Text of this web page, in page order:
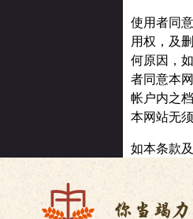
使用者同
用权，及
何原因，
者同意本
帐户内之
本网站无
如本条款